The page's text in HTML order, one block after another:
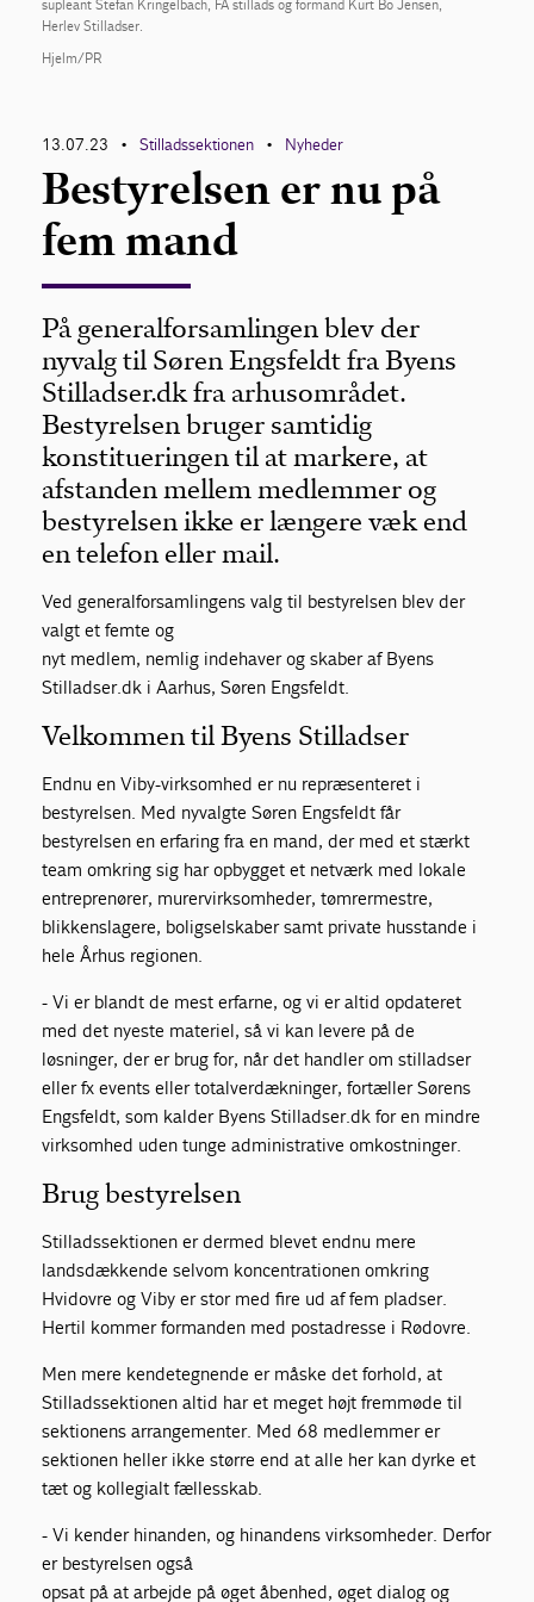
For medlemmer
supleant Stefan Kringelbach, FA stillads og formand Kurt Bo Jensen,
Herlev Stilladser.
Hjelm/PR
13.07.23 • Stilladssektionen • Nyheder
Bestyrelsen er nu på
fem mand
På generalforsamlingen blev der
nyvalg til Søren Engsfeldt fra Byens
Stilladser.dk fra arhusområdet.
Bestyrelsen bruger samtidig
konstitueringen til at markere, at
afstanden mellem medlemmer og
bestyrelsen ikke er længere væk end
en telefon eller mail.
Ved generalforsamlingens valg til bestyrelsen blev der
valgt et femte og
nyt medlem, nemlig indehaver og skaber af Byens
Stilladser.dk i Aarhus, Søren Engsfeldt.
Velkommen til Byens Stilladser
Endnu en Viby-virksomhed er nu repræsenteret i
bestyrelsen. Med nyvalgte Søren Engsfeldt får
bestyrelsen en erfaring fra en mand, der med et stærkt
team omkring sig har opbygget et netværk med lokale
entreprenører, murervirksomheder, tømrermestre,
blikkenslagere, boligselskaber samt private husstande i
hele Århus regionen.
- Vi er blandt de mest erfarne, og vi er altid opdateret
med det nyeste materiel, så vi kan levere på de
løsninger, der er brug for, når det handler om stilladser
eller fx events eller totalverdækninger, fortæller Sørens
Engsfeldt, som kalder Byens Stilladser.dk for en mindre
virksomhed uden tunge administrative omkostninger.
Brug bestyrelsen
Stilladssektionen er dermed blevet endnu mere
landsdækkende selvom koncentrationen omkring
Hvidovre og Viby er stor med fire ud af fem pladser.
Hertil kommer formanden med postadresse i Rødovre.
Men mere kendetegnende er måske det forhold, at
Stilladssektionen altid har et meget højt fremmøde til
sektionens arrangementer. Med 68 medlemmer er
sektionen heller ikke større end at alle her kan dyrke et
tæt og kollegialt fællesskab.
- Vi kender hinanden, og hinandens virksomheder. Derfor
er bestyrelsen også
opsat på at arbejde på øget åbenhed, øget dialog og